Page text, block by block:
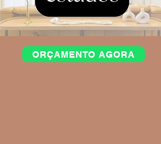
ORÇAMENTO AGORA